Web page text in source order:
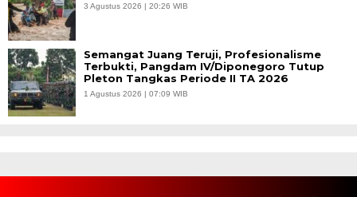
3 Agustus 2026 | 20:26 WIB
Semangat Juang Teruji, Profesionalisme
Terbukti, Pangdam IV/Diponegoro Tutup
Pleton Tangkas Periode II TA 2026
1 Agustus 2026 | 07:09 WIB